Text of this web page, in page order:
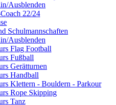
Ausblenden
22/24
Schulmannschaften
Ausblenden
Flag Football
Fußball
Gerätturnen
Handball
Klettern - Bouldern - Parkour
Rope Skipping
Tanz